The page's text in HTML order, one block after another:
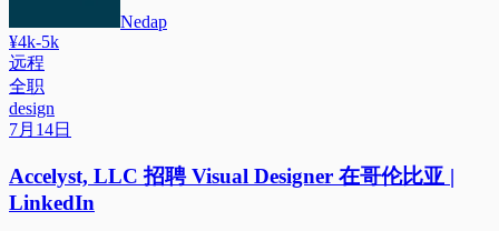
Nedap
¥4k-5k
远程
全职
design
7月14日
Accelyst, LLC 招聘 Visual Designer 在哥伦比亚 |
LinkedIn